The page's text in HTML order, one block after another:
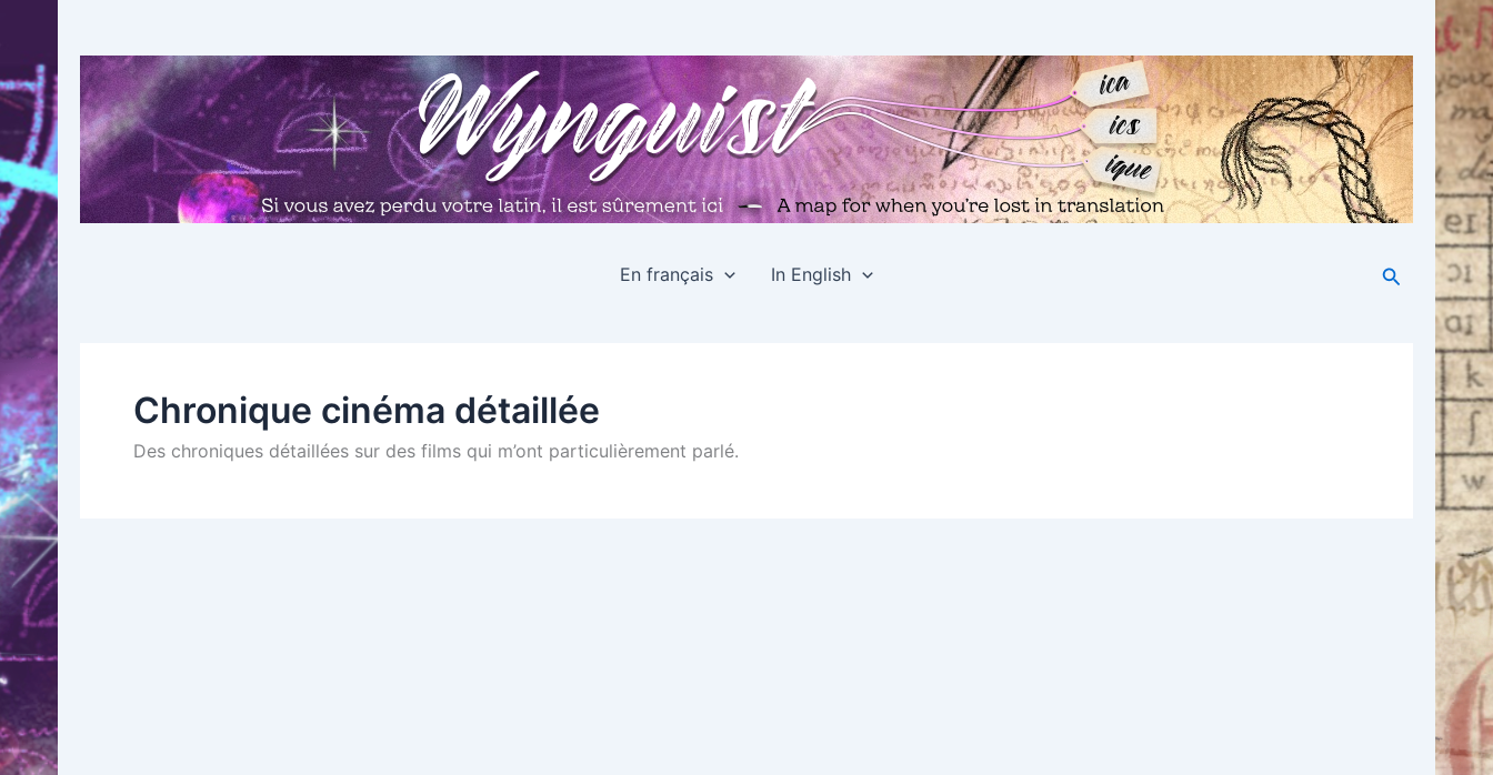
contenu
En français In English Rechercher
Chronique cinéma détaillée
Des chroniques détaillées sur des films qui m’ont particulièrement parlé.